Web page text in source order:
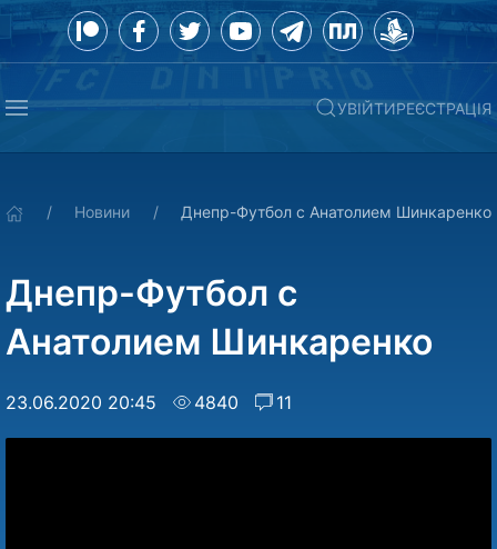
УВІЙТИРЕЄСТРАЦІЯ
Новини Днепр-Футбол с Анатолием Шинкаренко
Днепр-Футбол с
Анатолием Шинкаренко
23.06.2020 20:45 4840 11